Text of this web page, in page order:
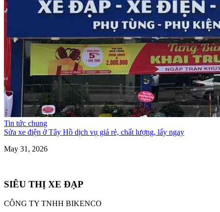
Tin tức chung
Sửa xe điện ở Tây Hồ dịch vụ giá rẻ, chất lượng, lấy ngay
May 31, 2026
SIÊU THỊ XE ĐẠP
CÔNG TY TNHH BIKENCO